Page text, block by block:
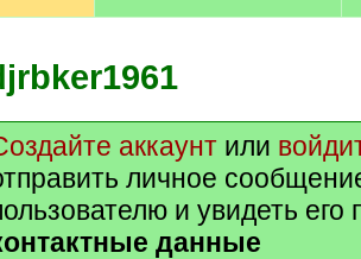
аккаунт или
личное
и увидеть его
данные